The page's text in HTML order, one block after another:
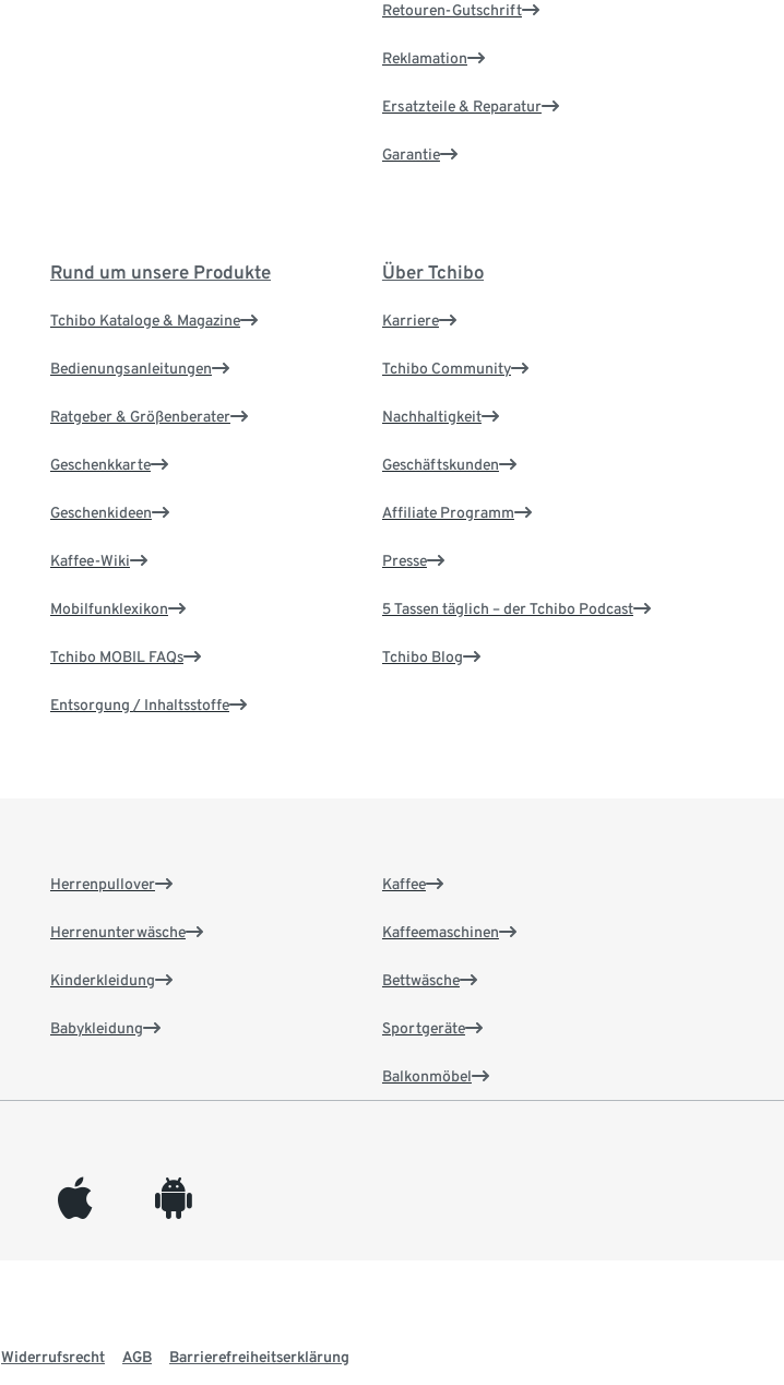
Retouren-Gutschrift
Reklamation
Ersatzteile & Reparatur
Garantie
Rund um unsere Produkte
Tchibo Kataloge & Magazine
Bedienungsanleitungen
Ratgeber & Größenberater
Geschenkkarte
Geschenkideen
Kaffee-Wiki
Mobilfunklexikon
Tchibo MOBIL FAQs
Entsorgung / Inhaltsstoffe
Über Tchibo
Karriere
Tchibo Community
Nachhaltigkeit
Geschäftskunden
Affiliate Programm
Presse
5 Tassen täglich – der Tchibo Podcast
Tchibo Blog
Herrenpullover
Herrenunterwäsche
Kinderkleidung
Babykleidung
Kaffee
Kaffeemaschinen
Bettwäsche
Sportgeräte
Balkonmöbel
appleinc android
Widerrufsrecht AGB Barrierefreiheitserklärung